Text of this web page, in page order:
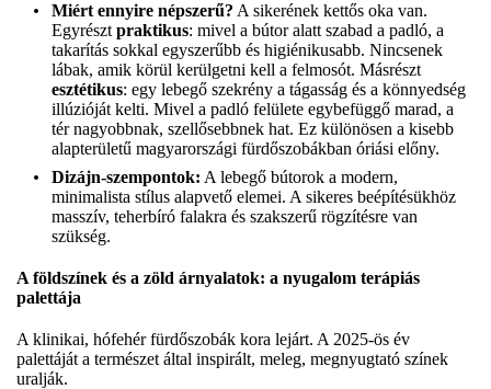
Miért ennyire népszerű? A sikerének kettős oka van.
Egyrészt praktikus: mivel a bútor alatt szabad a padló, a
takarítás sokkal egyszerűbb és higiénikusabb. Nincsenek
lábak, amik körül kerülgetni kell a felmosót. Másrészt
esztétikus: egy lebegő szekrény a tágasság és a könnyedség
illúzióját kelti. Mivel a padló felülete egybefüggő marad, a
tér nagyobbnak, szellősebbnek hat. Ez különösen a kisebb
alapterületű magyarországi fürdőszobákban óriási előny.
Dizájn-szempontok: A lebegő bútorok a modern,
minimalista stílus alapvető elemei. A sikeres beépítésükhöz
masszív, teherbíró falakra és szakszerű rögzítésre van
szükség.
A földszínek és a zöld árnyalatok: a nyugalom terápiás
palettája
A klinikai, hófehér fürdőszobák kora lejárt. A 2025-ös év
palettáját a természet által inspirált, meleg, megnyugtató színek
uralják.